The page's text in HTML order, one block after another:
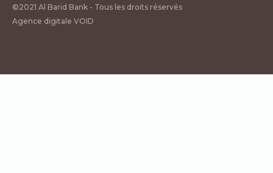
©2021 Al Barid Bank - Tous les droits réservés
Agence digitale VOID